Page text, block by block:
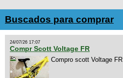
Buscados para comprar
24/07/26 17:07
Compr Scott Voltage FR
Compro scott Voltage FR